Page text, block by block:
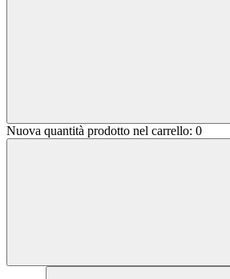
Nuova quantità prodotto nel carrello: 0